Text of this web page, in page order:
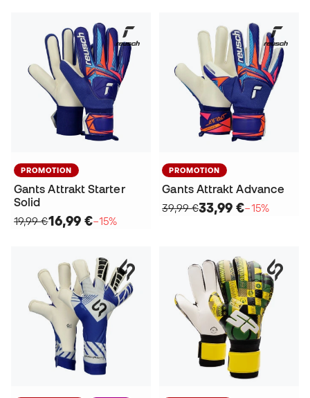
PROMOTION
Gants Attrakt Starter
Solid
19,99 €16,99 €−15%
PROMOTION
Gants Attrakt Advance
39,99 €33,99 €−15%